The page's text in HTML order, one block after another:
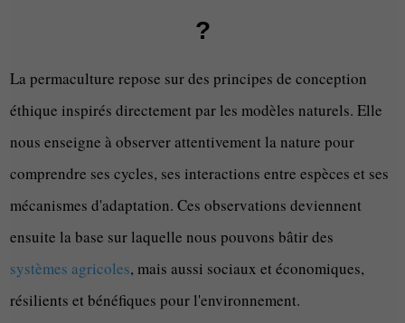
?
La permaculture repose sur des principes de conception
éthique inspirés directement par les modèles naturels. Elle
nous enseigne à observer attentivement la nature pour
comprendre ses cycles, ses interactions entre espèces et ses
mécanismes d'adaptation. Ces observations deviennent
ensuite la base sur laquelle nous pouvons bâtir des
systèmes agricoles, mais aussi sociaux et économiques,
résilients et bénéfiques pour l'environnement.